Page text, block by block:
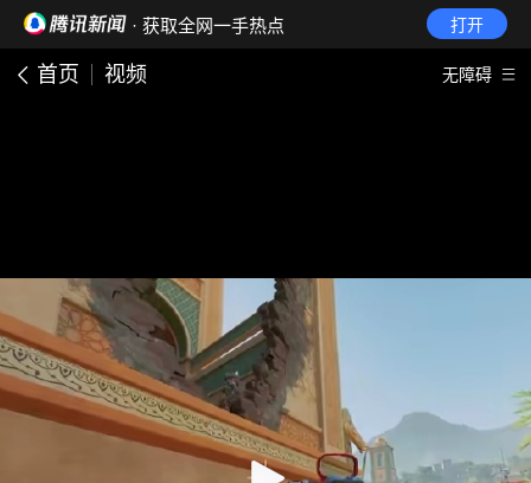
· 获取全网一手热点 打开
首页 视频 无障碍